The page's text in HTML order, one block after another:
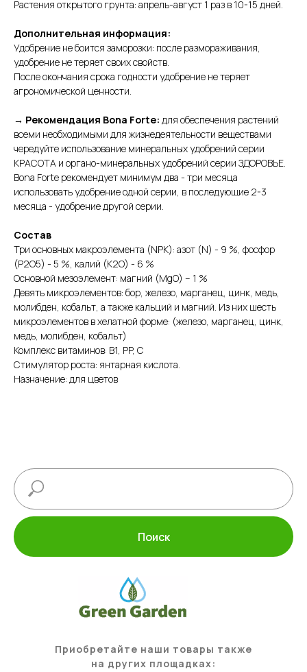
Растения открытого грунта: апрель-август 1 раз в 10-15 дней.
Дополнительная информация:
Удобрение не боится заморозки: после размораживания,
удобрение не теряет своих свойств.
После окончания срока годности удобрение не теряет
агрономической ценности.
→ Рекомендация Bona Forte: для обеспечения растений
всеми необходимыми для жизнедеятельности веществами
чередуйте использование минеральных удобрений серии
КРАСОТА и органо-минеральных удобрений серии ЗДОРОВЬЕ.
Bona Forte рекомендует минимум два - три месяца
использовать удобрение одной серии, в последующие 2-3
месяца - удобрение другой серии.
Состав
Три основных макроэлемента (NPK): азот (N) - 9 %, фосфор
(P2O5) - 5 %, калий (K2O) - 6 %
Основной мезоэлемент: магний (MgO) – 1 %
Девять микроэлементов: бор, железо, марганец, цинк, медь,
молибден, кобальт, а также кальций и магний. Из них шесть
микроэлементов в хелатной форме: (железо, марганец, цинк,
медь, молибден, кобальт)
Комплекс витаминов: B1, PP, С
Стимулятор роста: янтарная кислота.
Назначение: для цветов
Поиск
Приобретайте наши товары также
на других площадках: